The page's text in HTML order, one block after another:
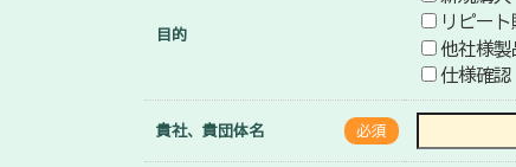
目的
リピート
他社様製
仕様確認
貴社、貴団体名 必須